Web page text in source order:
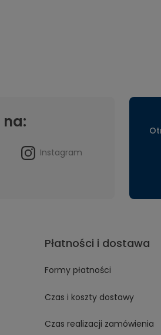
na:
Instagram
Płatności i dostawa
Formy płatności
Czas i koszty dostawy
Czas realizacji zamówienia